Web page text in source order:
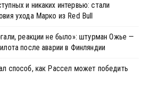
и никаких интервью: стали
ухода Марко из Red Bull
реакции не было»: штурман Ожье —
после аварии в Финляндии
способ, как Рассел может победить